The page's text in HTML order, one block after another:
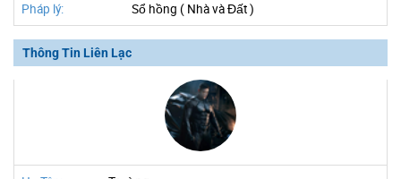
Pháp lý: Sổ hồng ( Nhà và Đất )
Thông Tin Liên Lạc